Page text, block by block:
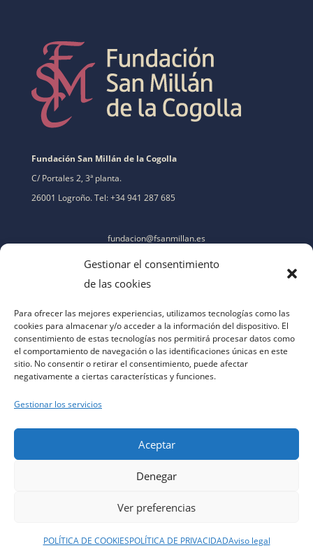
Gestionar el consentimiento
de las cookies
Para ofrecer las mejores experiencias, utilizamos tecnologías como las
cookies para almacenar y/o acceder a la información del dispositivo. El
consentimiento de estas tecnologías nos permitirá procesar datos como
el comportamiento de navegación o las identificaciones únicas en este
sitio. No consentir o retirar el consentimiento, puede afectar
negativamente a ciertas características y funciones.
Gestionar los servicios
Aceptar
Denegar
Ver preferencias
POLÍTICA DE COOKIESPOLÍTICA DE PRIVACIDADAviso legal
Fundación San Millán de la Cogolla
C/ Portales 2, 3ª planta.
26001 Logroño. Tel: +34 941 287 685
fundacion@fsanmillan.es
política de privacidad|política de cookies